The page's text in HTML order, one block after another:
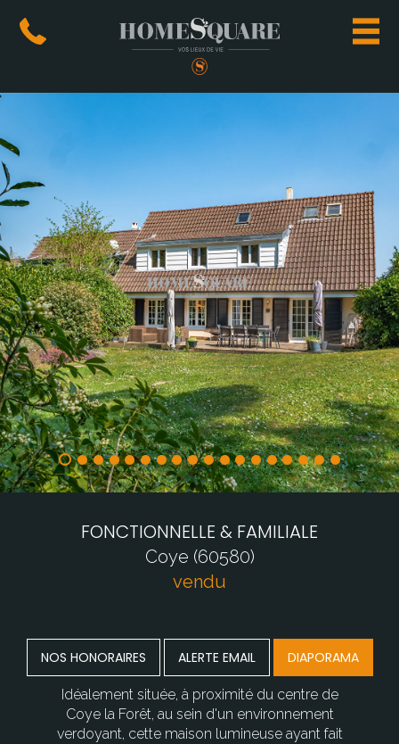
FONCTIONNELLE & FAMILIALE
Coye (60580)
vendu
NOS HONORAIRES ALERTE EMAIL DIAPORAMA
Idéalement située, à proximité du centre de
Coye la Forêt, au sein d'un environnement
verdoyant, cette maison lumineuse ayant fait